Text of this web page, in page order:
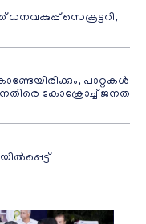
ധനവകുപ്പ് സെക്രട്ടറി,
പാറ്റകൾ
കോക്രോച്ച് ജനത